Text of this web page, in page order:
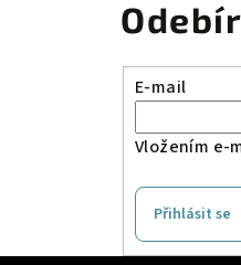
E-mail
Vložením e-
Přihlásit se